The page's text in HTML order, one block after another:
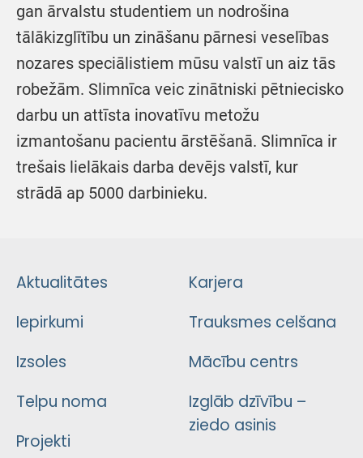
gan ārvalstu studentiem un nodrošina
tālākizglītību un zināšanu pārnesi veselības
nozares speciālistiem mūsu valstī un aiz tās
robežām. Slimnīca veic zinātniski pētniecisko
darbu un attīsta inovatīvu metožu
izmantošanu pacientu ārstēšanā. Slimnīca ir
trešais lielākais darba devējs valstī, kur
strādā ap 5000 darbinieku.
Aktualitātes
Iepirkumi
Izsoles
Telpu noma
Projekti
Karjera
Trauksmes celšana
Mācību centrs
Izglāb dzīvību –
ziedo asinis